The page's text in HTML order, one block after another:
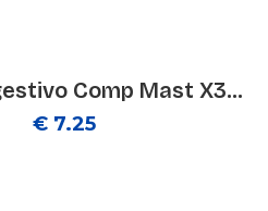
Comp Mast X3...
€ 7.25